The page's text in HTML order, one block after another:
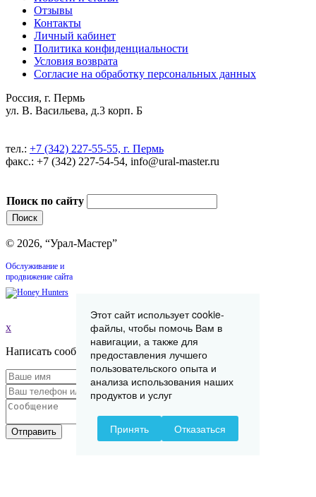
Отзывы
Контакты
Личный кабинет
Политика конфиденциальности
Условия возврата
Согласие на обработку персональных данных
Россия, г. Пермь
ул. В. Васильева, д.3 корп. Б
тел.: +7 (342) 227-55-55, г. Пермь
факс.: +7 (342) 227-54-54, info@ural-master.ru
Поиск по сайту
© 2026, “Урал-Мастер”
Обслуживание и
продвижение сайта
x
Написать сообщение
Отправить
Этот сайт использует cookie-
файлы, чтобы помочь Вам в
навигации, а также для
предоставления лучшего
пользовательского опыта и
анализа использования наших
продуктов и услуг
Принять Отказаться